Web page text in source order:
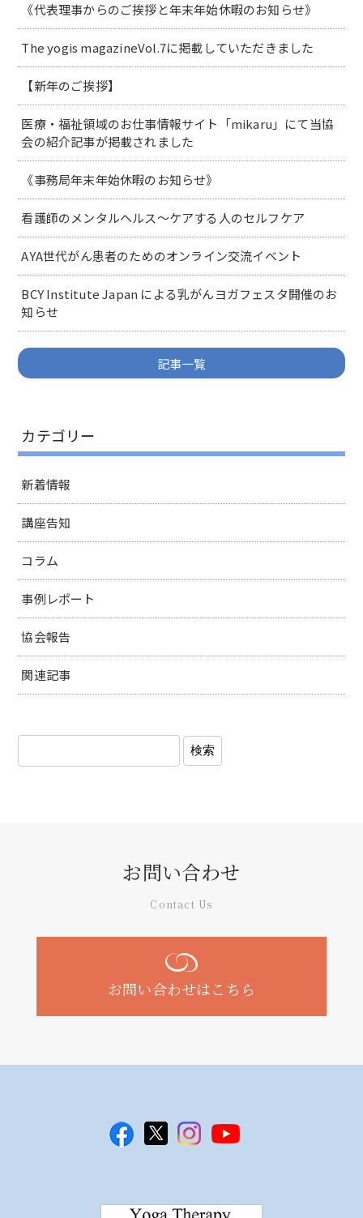
《代表理事からのご挨拶と年末年始休暇のお知らせ》
The yogis magazineVol.7に掲載していただきました
【新年のご挨拶】
医療・福祉領域のお仕事情報サイト「mikaru」にて当協
会の紹介記事が掲載されました
《事務局年末年始休暇のお知らせ》
看護師のメンタルヘルス～ケアする人のセルフケア
AYA世代がん患者のためのオンライン交流イベント
BCY Institute Japan による乳がんヨガフェスタ開催のお
知らせ
記事一覧
カテゴリー
新着情報
講座告知
コラム
事例レポート
協会報告
関連記事
お問い合わせ
Contact Us
お問い合わせはこちら